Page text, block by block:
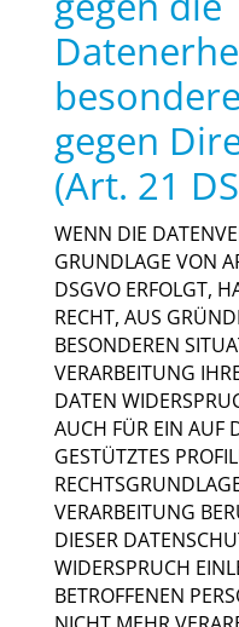
gegen
(Art. 21
WENN DIE
GRUNDLAGE VON
DSGVO ERFOLGT,
RECHT, AUS
BESONDEREN
VERARBEITUNG
DATEN
AUCH FÜR EIN AUF
GESTÜTZTES
VERARBEITUNG
DIESER
WIDERSPRUCH
BETROFFENEN